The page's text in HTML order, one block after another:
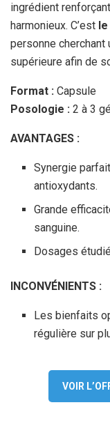
ingrédient
harmonieux. C’est
personne cherchant
supérieure afin de
Format : Capsule
Posologie : 2 à 3
AVANTAGES :
Synergie
antioxydants.
Grande
sanguine.
Dosages
INCONVÉNIENTS :
Les bienfaits
régulière sur
VOIR